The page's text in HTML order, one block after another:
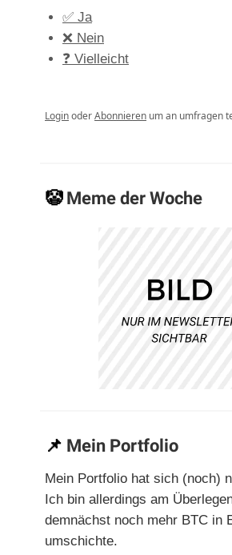
✅ Ja
❌ Nein
❓ Vielleicht
LoginoderAbonnieren um an umfragen
🤡Meme der Woche
📌 Mein Portfolio
Mein Portfolio hat sich (noch)
Ich bin allerdings am
demnächst noch mehr BTC in
umschichte.